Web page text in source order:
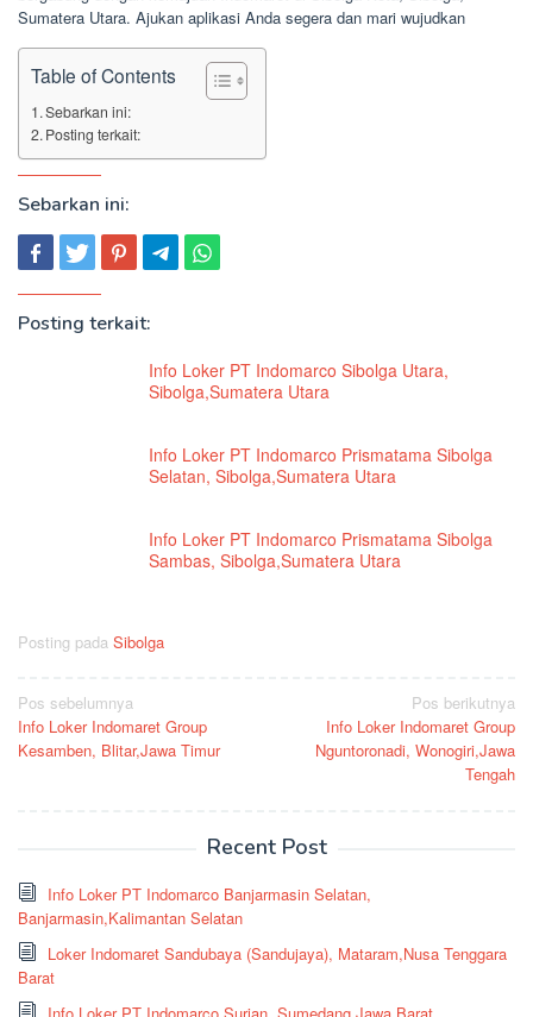
Sumatera Utara. Ajukan aplikasi Anda segera dan mari wujudkan
Table of Contents
Sebarkan ini:
Posting terkait:
Sebarkan ini:
Posting terkait:
Info Loker PT Indomarco Sibolga Utara,
Sibolga,Sumatera Utara
Info Loker PT Indomarco Prismatama Sibolga
Selatan, Sibolga,Sumatera Utara
Info Loker PT Indomarco Prismatama Sibolga
Sambas, Sibolga,Sumatera Utara
Posting pada Sibolga
Navigasi
pos
Pos sebelumnya
Info Loker Indomaret Group
Kesamben, Blitar,Jawa Timur
Pos berikutnya
Info Loker Indomaret Group
Nguntoronadi, Wonogiri,Jawa
Tengah
Recent Post
Info Loker PT Indomarco Banjarmasin Selatan,
Banjarmasin,Kalimantan Selatan
Loker Indomaret Sandubaya (Sandujaya), Mataram,Nusa Tenggara
Barat